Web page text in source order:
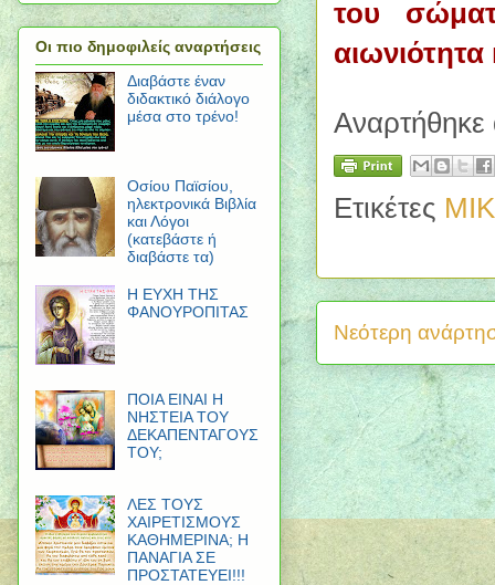
του
Ετικέτες
Νεότερη
Οι πιο δημοφιλείς αναρτήσεις
Διαβάστε έναν
διδακτικό διάλογο
μέσα στο τρένο!
Οσίου Παϊσίου,
ηλεκτρονικά Βιβλία
και Λόγοι
(κατεβάστε ή
διαβάστε τα)
Η ΕΥΧΗ ΤΗΣ
ΦΑΝΟΥΡΟΠΙΤΑΣ
ΠΟΙΑ ΕΙΝΑΙ Η
ΝΗΣΤΕΙΑ ΤΟΥ
ΔΕΚΑΠΕΝΤΑΓΟΥΣ
ΤΟΥ;
ΛΕΣ ΤΟΥΣ
ΧΑΙΡΕΤΙΣΜΟΥΣ
ΚΑΘΗΜΕΡΙΝΑ; Η
ΠΑΝΑΓΙΑ ΣΕ
ΠΡΟΣΤΑΤΕΥΕΙ!!!